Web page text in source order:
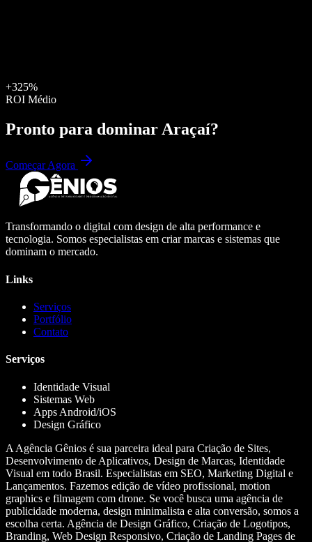
+325%
ROI Médio
Pronto para dominar Araçaí?
Começar Agora
Transformando o digital com design de alta performance e
tecnologia. Somos especialistas em criar marcas e sistemas que
dominam o mercado.
Links
Serviços
Portfólio
Contato
Serviços
Identidade Visual
Sistemas Web
Apps Android/iOS
Design Gráfico
A Agência Gênios é sua parceira ideal para Criação de Sites,
Desenvolvimento de Aplicativos, Design de Marcas, Identidade
Visual em todo Brasil. Especialistas em SEO, Marketing Digital e
Lançamentos. Fazemos edição de vídeo profissional, motion
graphics e filmagem com drone. Se você busca uma agência de
publicidade moderna, design minimalista e alta conversão, somos a
escolha certa. Agência de Design Gráfico, Criação de Logotipos,
Branding, Web Design Responsivo, Criação de Landing Pages de